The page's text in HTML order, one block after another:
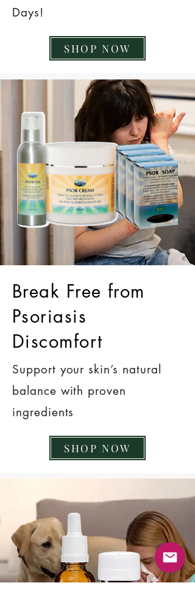
Days!
SHOP NOW
Break Free from
Psoriasis
Discomfort
Support your skin’s natural
balance with proven
ingredients
SHOP NOW